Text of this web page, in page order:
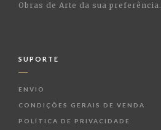
Obras de Arte da sua preferência.
SUPORTE
ENVIO
CONDIÇÕES GERAIS DE VENDA
POLÍTICA DE PRIVACIDADE